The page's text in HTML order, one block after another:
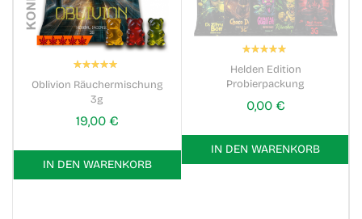
Bewertung:
Oblivion Räuchermischung
3g
19,00 €
IN DEN WARENKORB
Bewertung:
Helden Edition
Probierpackung
0,00 €
IN DEN WARENKORB